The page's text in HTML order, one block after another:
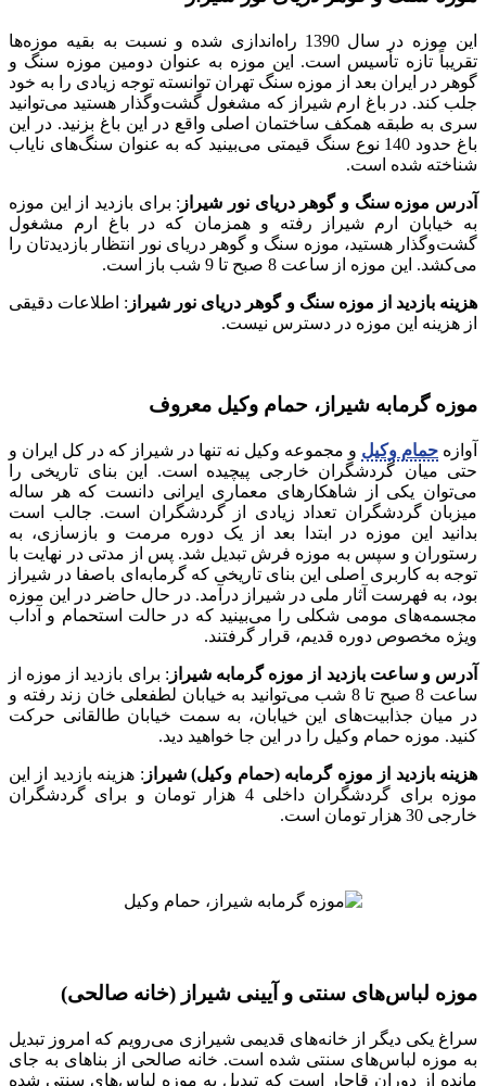
این موزه در سال 1390 راه‌اندازی شده و نسبت به بقیه موزه‌ها
تقریباً تازه تأسیس است. این موزه به‌ عنوان دومین موزه سنگ و
گوهر در ایران بعد از موزه سنگ تهران توانسته توجه زیادی را به خود
جلب کند. در باغ ارم شیراز که مشغول گشت‌وگذار هستید می‌توانید
سری به طبقه همکف ساختمان اصلی واقع در این باغ بزنید. در این
باغ حدود 140 نوع سنگ قیمتی می‌بینید که به‌ عنوان سنگ‌های نایاب
شناخته شده است.
آدرس موزه سنگ و گوهر دریای نور شیراز : برای بازدید از این موزه
به خیابان ارم شیراز رفته و همزمان که در باغ ارم مشغول
گشت‌وگذار هستید، موزه سنگ و گوهر دریای نور انتظار بازدیدتان را
می‌کشد. این موزه از ساعت 8 صبح تا 9 شب باز است.
هزینه بازدید از موزه سنگ و گوهر دریای نور شیراز : اطلاعات دقیقی
از هزینه این موزه در دسترس نیست.
موزه گرمابه شیراز، حمام وکیل معروف
آوازه حمام وکیل و مجموعه وکیل نه ‌تنها در شیراز که در کل ایران و
حتی میان گردشگران خارجی پیچیده است. این بنای تاریخی را
می‌توان یکی از شاهکارهای معماری ایرانی دانست که هر ساله
میزبان گردشگران تعداد زیادی از گردشگران است. جالب است
بدانید این موزه در ابتدا بعد از یک دوره مرمت و بازسازی، به
رستوران و سپس به موزه فرش تبدیل شد. پس از مدتی در نهایت با
توجه به کاربری اصلی این بنای تاریخی که گرمابه‌ای باصفا در شیراز
بود، به فهرست آثار ملی در شیراز درآمد. در حال حاضر در این موزه
مجسمه‌های مومی شکلی را می‌بینید که در حالت استحمام و آداب
ویژه مخصوص دوره قدیم، قرار گرفتند.
آدرس و ساعت بازدید از موزه گرمابه شیراز : برای بازدید از موزه از
ساعت 8 صبح تا 8 شب می‌توانید به خیابان لطفعلی خان زند رفته و
در میان جذابیت‌های این خیابان، به سمت خیابان طالقانی حرکت
کنید. موزه حمام وکیل را در این جا خواهید دید.
هزینه بازدید از موزه گرمابه (حمام وکیل) شیراز : هزینه بازدید از این
موزه برای گردشگران داخلی 4 هزار تومان و برای گردشگران
خارجی 30 هزار تومان است.
موزه لباس‌‌های سنتی و آیینی شیراز (خانه صالحی)
سراغ یکی دیگر از خانه‌های قدیمی شیرازی می‌رویم که امروز تبدیل
به موزه لباس‌های سنتی شده است. خانه صالحی از بناهای به جای
مانده از دوران قاجار است که تبدیل به موزه لباس‌های سنتی شده